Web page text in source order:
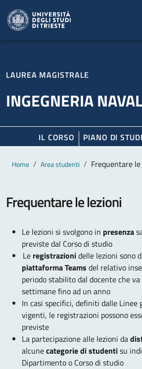
LAUREA MAGISTRALE
INGEGNERIA
IL CORSO PIANO DI STUDI
Contenuto
Breadcrumb
Home Area studenti Frequentare
Frequentare le lezioni
Le lezioni si svolgono in presenza
previste dal Corso di studio
Le registrazionidelle lezioni sono
piattaforma Teams del relativo
periodo stabilito dal docente che
settimane fino ad un anno
In casi specifici, definiti dalle Linee
vigenti, le registrazioni possono
previste
La partecipazione alle lezioni da
alcunecategorie di studentisu
Dipartimento o Corso di studio